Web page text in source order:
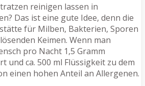
reinigen lassen in
Das ist eine gute Idee, denn die
für Milben, Bakterien, Sporen
Keimen. Wenn man
pro Nacht 1,5 Gramm
und ca. 500 ml Flüssigkeit zu dem
einen hohen Anteil an Allergenen.